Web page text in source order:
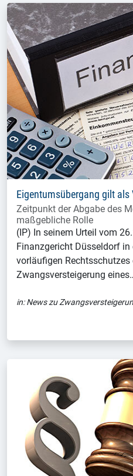
Eigentumsübergang gilt
Zeitpunkt der Abgabe des
maßgebliche Rolle
(IP) In seinem Urteil vom
Finanzgericht Düsseldorf
vorläufigen Rechtsschutzes
Zwangsversteigerung
in:News zu